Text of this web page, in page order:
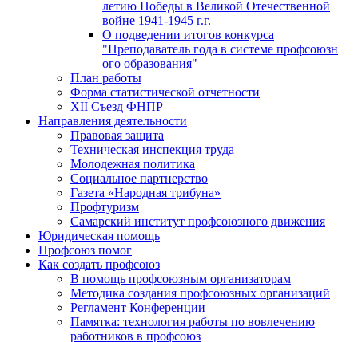
летию Победы в Великой Отечественной
войне 1941-1945 г.г.
О подведении итогов конкурса
"Преподаватель года в системе профсоюзн
ого образования"
План работы
Форма статистической отчетности
XII Съезд ФНПР
Направления деятельности
Правовая защита
Техническая инспекция труда
Молодежная политика
Социальное партнерство
Газета «Народная трибуна»
Профтуризм
Самарский институт профсоюзного движения
Юридическая помощь
Профсоюз помог
Как создать профсоюз
В помощь профсоюзным организаторам
Методика создания профсоюзных организаций
Регламент Конференции
Памятка: технология работы по вовлечению
работников в профсоюз